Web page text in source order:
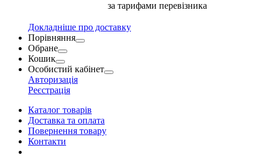
за тарифами перевізника
Докладніше про доставку
Порівняння
Обране
Кошик
Особистий кабінет
Авторизація
Реєстрація
Каталог товарів
Доставка та оплата
Повернення товару
Контакти